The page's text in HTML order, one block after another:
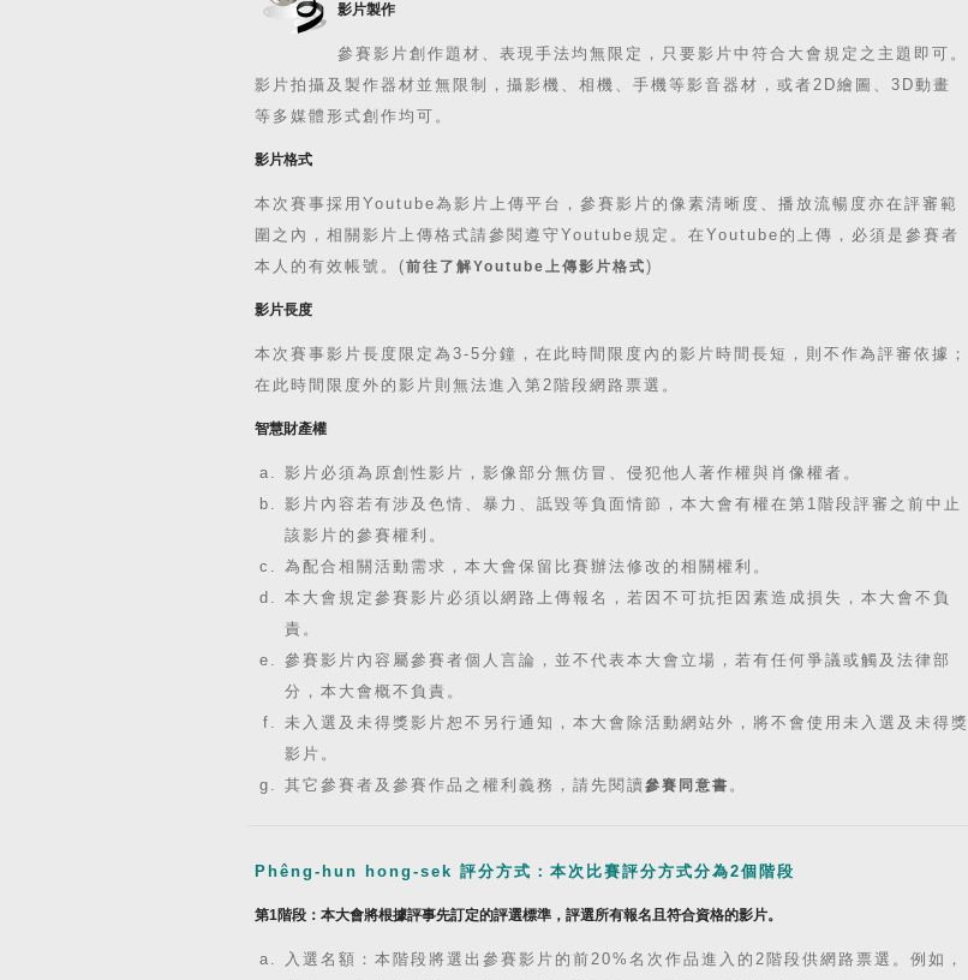
影片製作
參賽影片創作題材、表現手法均無限定，只要影片中符合大會規定之主題即可。
影片拍攝及製作器材並無限制，攝影機、相機、手機等影音器材，或者2D繪圖、3D動畫
等多媒體形式創作均可。
影片格式
本次賽事採用Youtube為影片上傳平台，參賽影片的像素清晰度、播放流暢度亦在評審範
圍之內，相關影片上傳格式請參閱遵守Youtube規定。在Youtube的上傳，必須是參賽者
本人的有效帳號。(前往了解Youtube上傳影片格式)
影片長度
本次賽事影片長度限定為3-5分鐘，在此時間限度內的影片時間長短，則不作為評審依據；
在此時間限度外的影片則無法進入第2階段網路票選。
智慧財產權
影片必須為原創性影片，影像部分無仿冒、侵犯他人著作權與肖像權者。
影片內容若有涉及色情、暴力、詆毀等負面情節，本大會有權在第1階段評審之前中止
該影片的參賽權利。
為配合相關活動需求，本大會保留比賽辦法修改的相關權利。
本大會規定參賽影片必須以網路上傳報名，若因不可抗拒因素造成損失，本大會不負
責。
參賽影片內容屬參賽者個人言論，並不代表本大會立場，若有任何爭議或觸及法律部
分，本大會概不負責。
未入選及未得獎影片恕不另行通知，本大會除活動網站外，將不會使用未入選及未得獎
影片。
其它參賽者及參賽作品之權利義務，請先閱讀參賽同意書 。
Phêng-hun hong-sek 評分方式：本次比賽評分方式分為2個階段
第1階段：本大會將根據評事先訂定的評選標準，評選所有報名且符合資格的影片。
入選名額：本階段將選出參賽影片的前20%名次作品進入的2階段供網路票選。例如，